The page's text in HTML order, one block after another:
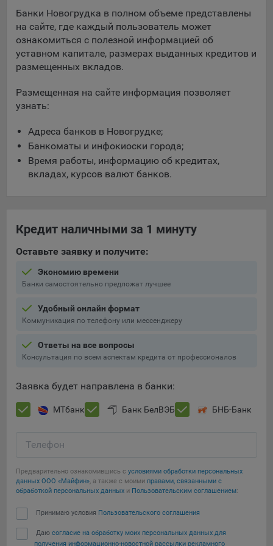
сайта в целом. Общество использует информацию для
анализа трафика на сайтах.
9.5. Файлы cookie, применяемые для определения целевой
аудитории и в рекламных целях, например Яндекс.Метрика,
платформ «Google Analytics», «Яндекс.Метрика»
(статистические), установлены на сервере Общества и не
передаются третьим лицам, часть из которых хранятся во
время пользования сайтом;
определять предпочтения пользователей сайта, в том числе
меры по совершенствованию работы сайта исходя из
предпочтений пользователей.
интернет-сайты в режиме «Инкогнито», чтобы ограничить
хранимый на компьютере объем информации и
того, субъект персональных данных может удалить ранее
сохраненные файлов cookie выбрав соответствующую
Подробнее о параметрах управления можно ознакомиться,
перейдя по внешним ссылкам, ведущим на
соответствующие страницы сайтов основных браузеров:
Safari
Opera
Microsoft Edge
Internet Explorer
Сохранить по умолчанию
Банки Новогрудка в полном объеме представлены
на сайте, где каждый пользователь может
ознакомиться с полезной информацией об
уставном капитале, размерах выданных кредитов и
размещенных вкладов.
Размещенная на сайте информация позволяет
узнать:
Адреса банков в Новогрудке;
Банкоматы и инфокиоски города;
Время работы, информацию об кредитах,
вкладах, курсов валют банков.
Кредит наличными за 1 минуту
Оставьте заявку и получите:
Экономию времени
Банки самостоятельно предложат лучшее
Удобный онлайн формат
Коммуникация по телефону или мессенджеру
Ответы на все вопросы
Консультация по всем аспектам кредита от профессионалов
Заявка будет направлена в банки:
МТбанк Банк БелВЭБ БНБ-Банк
Телефон
Предварительно ознакомившись с условиями обработки персональных
данных ООО «Майфин», а также с моими правами, связанными с
обработкой персональных данных и Пользовательским соглашением:
Принимаю условия Пользовательского соглашения
Даю согласие на обработку моих персональных данных для
получения информационно-новостной рассылки рекламного